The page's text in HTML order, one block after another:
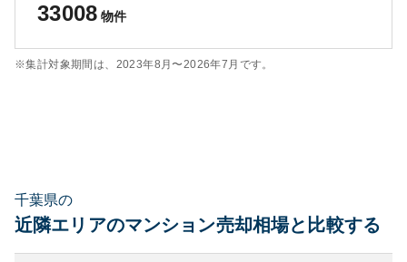
33008 物件
※集計対象期間は、 2023年8月〜2026年7月 です。
千葉県の
近隣エリアのマンション売却相場と比較する